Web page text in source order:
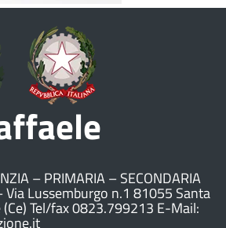
– PRIMARIA – SECONDARIA
Via Lussemburgo n.1 81055 Santa
(Ce) Tel/fax 0823.799213 E-Mail: